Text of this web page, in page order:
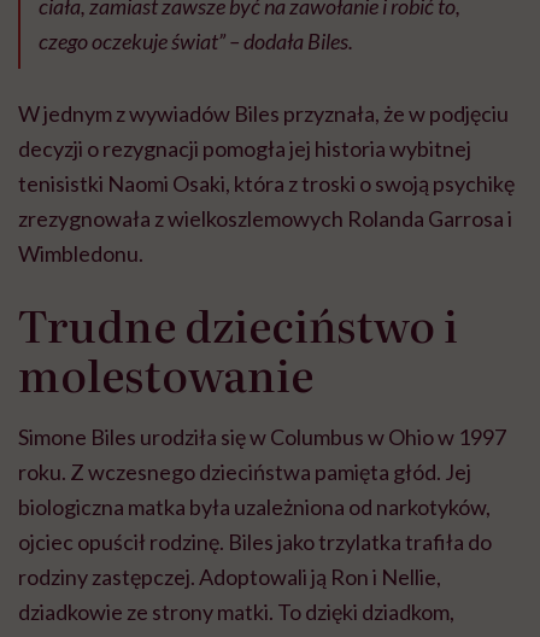
ciała, zamiast zawsze być na zawołanie i robić to,
czego oczekuje świat” – dodała Biles.
W jednym z wywiadów Biles przyznała, że w podjęciu
decyzji o rezygnacji pomogła jej historia wybitnej
tenisistki Naomi Osaki, która z troski o swoją psychikę
zrezygnowała z wielkoszlemowych Rolanda Garrosa i
Wimbledonu.
Trudne dzieciństwo i
molestowanie
Simone Biles urodziła się w Columbus w Ohio w 1997
roku. Z wczesnego dzieciństwa pamięta głód. Jej
biologiczna matka była uzależniona od narkotyków,
ojciec opuścił rodzinę. Biles jako trzylatka trafiła do
rodziny zastępczej. Adoptowali ją Ron i Nellie,
dziadkowie ze strony matki. To dzięki dziadkom,